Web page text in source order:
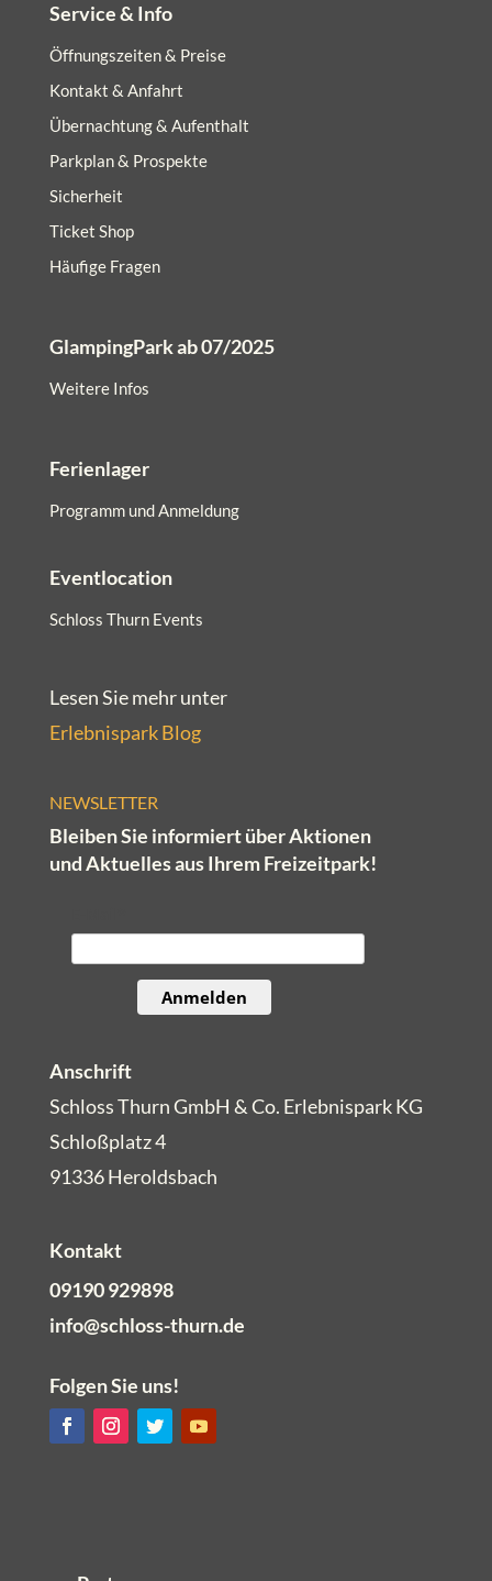
Service & Info
Öffnungszeiten & Preise
Kontakt & Anfahrt
Übernachtung & Aufenthalt
Parkplan & Prospekte
Sicherheit
Ticket Shop
Häufige Fragen
GlampingPark ab 07/2025
Weitere Infos
Ferienlager
Programm und Anmeldung
Eventlocation
Schloss Thurn Events
Lesen Sie mehr unter
Erlebnispark Blog
NEWSLETTER
Bleiben Sie informiert über Aktionen
und Aktuelles aus Ihrem Freizeitpark!
Anmelden
Anschrift
Schloss Thurn GmbH & Co. Erlebnispark KG
Schloßplatz 4
91336 Heroldsbach
Kontakt
09190 929898
info@schloss-thurn.de
Folgen Sie uns!